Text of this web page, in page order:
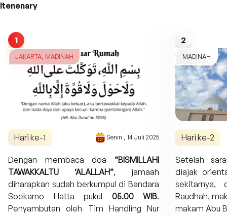
Itenenary
1
JAKARTA, MADINAH
Hari ke-1 Senin , 14 Juli 2025
Dengan membaca doa “BISMILLAHI
TAWAKKALTU ‘ALALLAH”, jamaah
diharapkan sudah berkumpul di Bandara
Soekarno Hatta pukul 05.00 WIB.
Penyambutan oleh Tim Handling Nur
2
MADINAH
Hari ke-2
Setelah
diajak
sekitarnya,
Raudhah,
makam Abu